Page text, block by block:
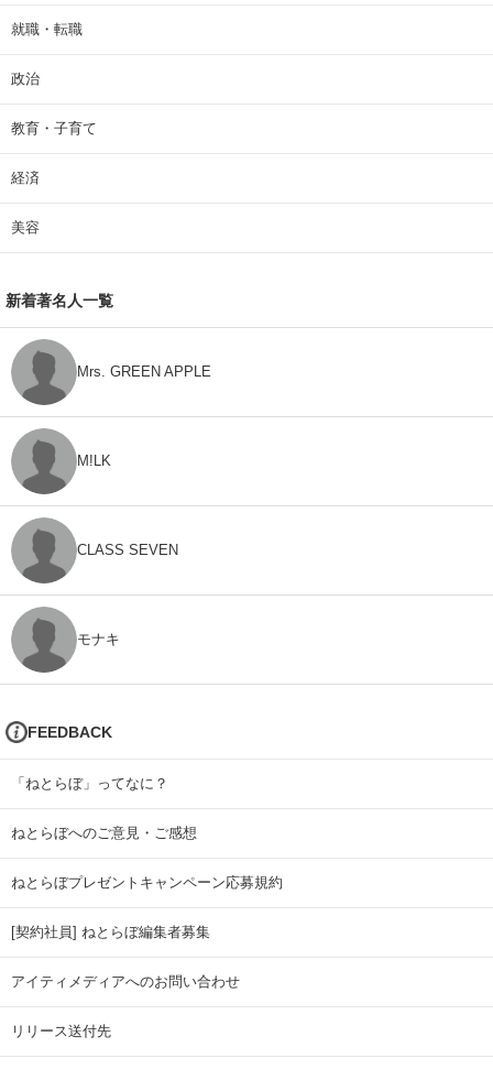
就職・転職
政治
教育・子育て
経済
美容
新着著名人一覧
Mrs. GREEN APPLE
M!LK
CLASS SEVEN
モナキ
FEEDBACK
「ねとらぼ」ってなに？
ねとらぼへのご意見・ご感想
ねとらぼプレゼントキャンペーン応募規約
[契約社員] ねとらぼ編集者募集
アイティメディアへのお問い合わせ
リリース送付先